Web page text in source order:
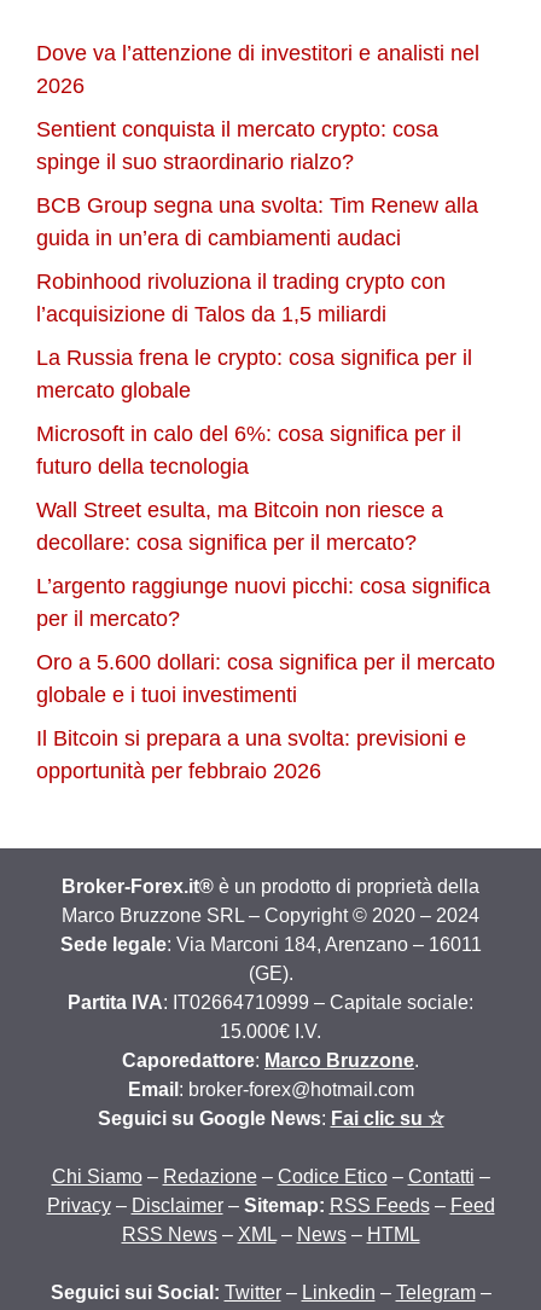
Dove va l’attenzione di investitori e analisti nel
2026
Sentient conquista il mercato crypto: cosa
spinge il suo straordinario rialzo?
BCB Group segna una svolta: Tim Renew alla
guida in un’era di cambiamenti audaci
Robinhood rivoluziona il trading crypto con
l’acquisizione di Talos da 1,5 miliardi
La Russia frena le crypto: cosa significa per il
mercato globale
Microsoft in calo del 6%: cosa significa per il
futuro della tecnologia
Wall Street esulta, ma Bitcoin non riesce a
decollare: cosa significa per il mercato?
L’argento raggiunge nuovi picchi: cosa significa
per il mercato?
Oro a 5.600 dollari: cosa significa per il mercato
globale e i tuoi investimenti
Il Bitcoin si prepara a una svolta: previsioni e
opportunità per febbraio 2026
Broker-Forex.it® è un prodotto di proprietà della
Marco Bruzzone SRL – Copyright © 2020 – 2024
Sede legale: Via Marconi 184, Arenzano – 16011
(GE).
Partita IVA: IT02664710999 – Capitale sociale:
15.000€ I.V.
Caporedattore: Marco Bruzzone.
Email : broker-forex@hotmail.com
Seguici su Google News: Fai clic su ☆
Chi Siamo– Redazione– Codice Etico– Contatti –
Privacy– Disclaimer– Sitemap: RSS Feeds– Feed
RSS News– XML– News– HTML
Seguici sui Social: Twitter– Linkedin – Telegram–